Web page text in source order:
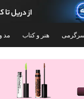
سرگرمی هنر و کتاب مد